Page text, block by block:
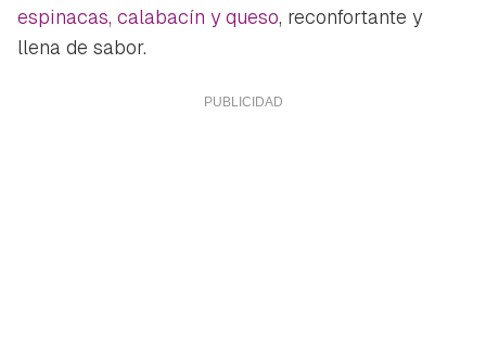
espinacas, calabacín y queso, reconfortante y
llena de sabor.